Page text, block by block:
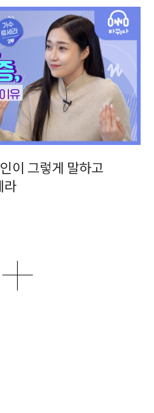
이 그렇게 말하고
라